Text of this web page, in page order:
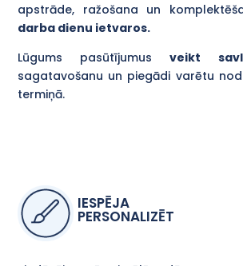
apstrāde, ražošana un
darba dienu ietvaros.
Lūgums pasūtījumusveikt
sagatavošanu un piegādi varētu
termiņā.
IESPĒJA
PERSONALIZĒT